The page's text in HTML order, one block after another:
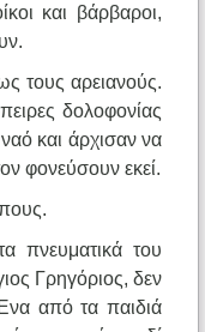
και βάρβαροι,
τους αρειανούς.
δολοφονίας
και άρχισαν να
φονεύσουν εκεί.
πνευματικά του
Γρηγόριος, δεν
από τα παιδιά